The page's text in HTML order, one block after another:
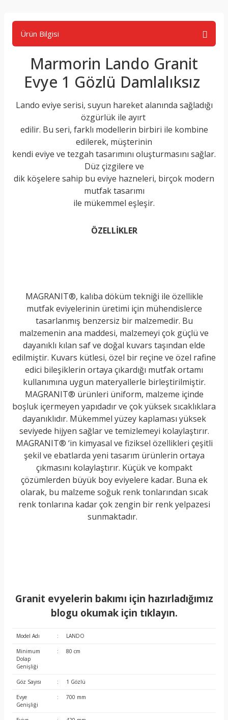
Ürün Bilgisi
Marmorin Lando Granit
Evye 1 Gözlü Damlalıksız
Lando eviye serisi, suyun hareket alanında sağladığı
özgürlük ile ayırt
edilir. Bu seri, farklı modellerin birbiri ile kombine
edilerek, müşterinin
kendi eviye ve tezgah tasarımını oluşturmasını sağlar.
Düz çizgilere ve
dik köşelere sahip bu eviye hazneleri, birçok modern
mutfak tasarımı
ile mükemmel eşleşir.
ÖZELLİKLER
MAGRANIT®, kalıba döküm tekniği ile özellikle
mutfak eviyelerinin üretimi için mühendislerce
tasarlanmış benzersiz bir malzemedir. Bu
malzemenin ana maddesi, malzemeyi çok güçlü ve
dayanıklı kılan saf ve doğal kuvars taşından elde
edilmiştir. Kuvars kütlesi, özel bir reçine ve özel rafine
edici bileşiklerin ortaya çıkardığı mutfak ortamı
kullanımına uygun materyallerle birleştirilmiştir.
MAGRANIT® ürünleri üniform, malzeme içinde
boşluk içermeyen yapıdadır ve çok yüksek sıcaklıklara
dayanıklıdır. Mükemmel yüzey kaplaması yüksek
seviyede hijyen sağlar ve temizlemeyi kolaylaştırır.
MAGRANIT® ‘in kimyasal ve fiziksel özellikleri çeşitli
şekil ve ebatlarda yeni tasarım ürünlerin ortaya
çıkmasını kolaylaştırır. Küçük ve kompakt
çözümlerden büyük boy eviyelere kadar. Buna ek
olarak, bu malzeme soğuk renk tonlarından sıcak
renk tonlarına kadar çok zengin bir renk yelpazesi
sunmaktadır.
Granit evyelerin bakımı için hazırladığımız
blogu okumak için tıklayın.
Model Adı : LANDO
Minimum
Dolap
Genişliği
: 80 cm
Göz Sayısı : 1 Gözlü
Evye
Genişliği
: 700 mm